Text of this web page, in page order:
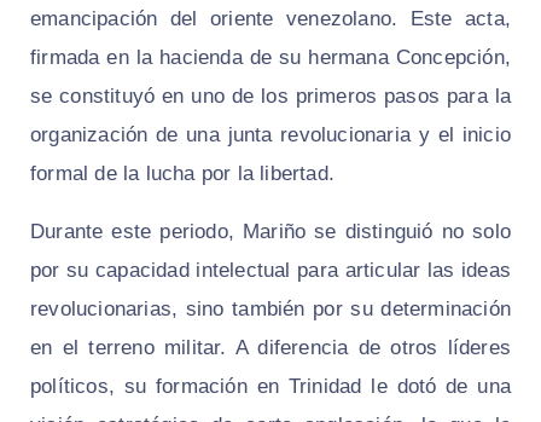
emancipación del oriente venezolano. Este acta,
firmada en la hacienda de su hermana Concepción,
se constituyó en uno de los primeros pasos para la
organización de una junta revolucionaria y el inicio
formal de la lucha por la libertad.
Durante este periodo, Mariño se distinguió no solo
por su capacidad intelectual para articular las ideas
revolucionarias, sino también por su determinación
en el terreno militar. A diferencia de otros líderes
políticos, su formación en Trinidad le dotó de una